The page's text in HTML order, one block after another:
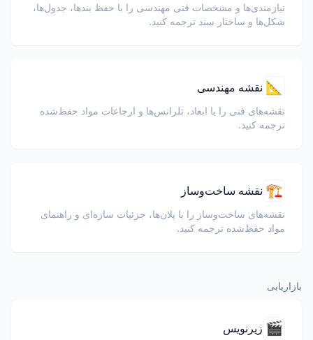
نیازمندی‌ها و مشخصات فنی مهندسی را با حفظ بندها، جدول‌ها،
شکل‌ها و ساختار سند ترجمه کنید.
📐 نقشه مهندسی
نقشه‌های فنی را با ابعاد، تلرانس‌ها و ارجاعات مواد حفظ‌شده
ترجمه کنید.
🏗️ نقشه ساخت‌وساز
نقشه‌های ساخت‌وساز را با پلان‌ها، جزئیات سازه‌ای و راهنمای
مواد حفظ‌شده ترجمه کنید.
بازاریابی
🎬 زیرنویس